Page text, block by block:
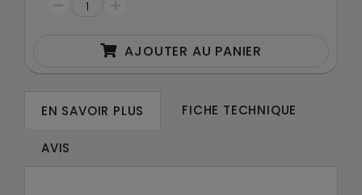
AJOUTER AU PANIER
EN SAVOIR PLUS FICHE TECHNIQUE
AVIS